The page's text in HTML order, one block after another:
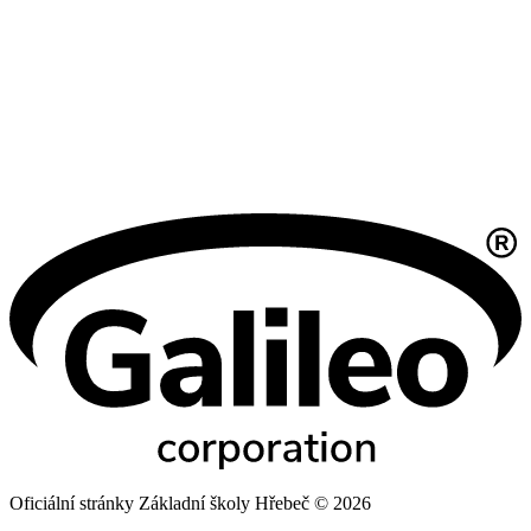
Oficiální stránky Základní školy Hřebeč © 2026